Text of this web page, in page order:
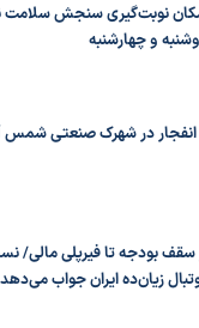
نوبت‌گیری سنجش سلامت
و چهارشنبه
انفجار در شهرک صنعتی شمس
سقف بودجه تا فیرپلی مالی/
زیان‌ده ایران جواب